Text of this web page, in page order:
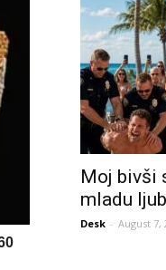
Moj bivši
mladu
Desk - August 7,